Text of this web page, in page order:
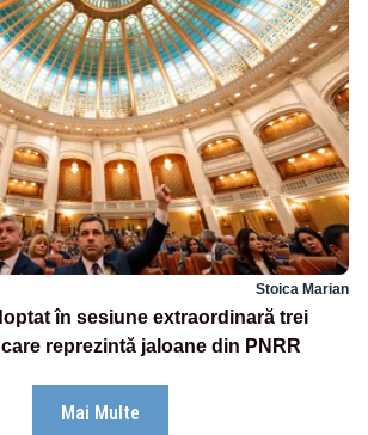
Stoica Marian
în sesiune extraordinară trei
reprezintă jaloane din PNRR
Mai Multe